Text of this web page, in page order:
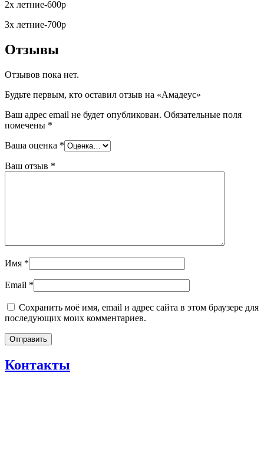
2х летние-600р
3х летние-700р
Отзывы
Отзывов пока нет.
Будьте первым, кто оставил отзыв на «Амадеус»
Ваш адрес email не будет опубликован. Обязательные поля
помечены *
Ваша оценка *
Ваш отзыв *
Имя *
Email *
Сохранить моё имя, email и адрес сайта в этом браузере для
последующих моих комментариев.
Контакты